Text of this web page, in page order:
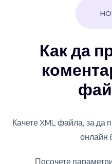
Как да
Качете XML файла, за да
онлайн